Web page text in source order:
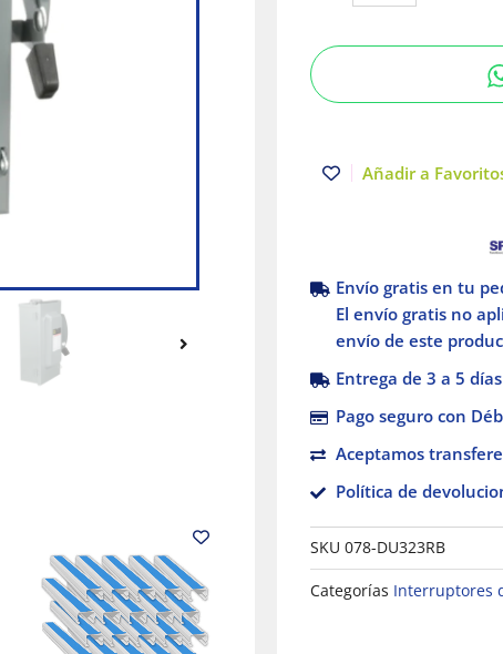
seguridad
polos
100A
cantidadAñadir a
Envío gratis en tu
El envío gratis no
envío de este
Entrega de 3 a 5 días
Pago seguro con
Aceptamos
Política de
SKU 078-DU323RB
Categorías Interruptores